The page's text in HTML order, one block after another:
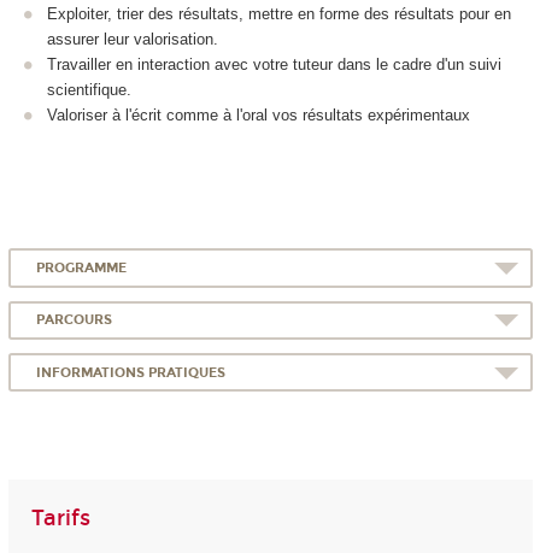
Exploiter, trier des résultats, mettre en forme des résultats pour en
assurer leur valorisation.
Travailler en interaction avec votre tuteur dans le cadre d'un suivi
scientifique.
Valoriser à l'écrit comme à l'oral vos résultats expérimentaux
PROGRAMME
PARCOURS
INFORMATIONS PRATIQUES
Tarifs